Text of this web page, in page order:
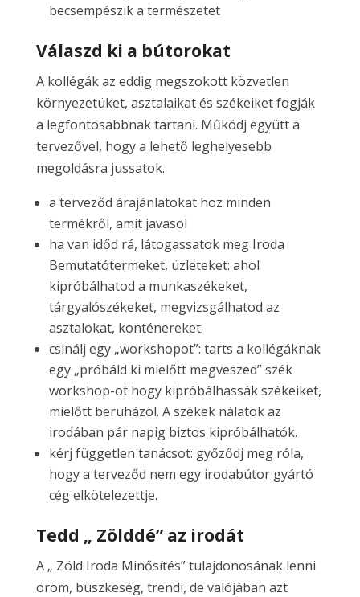
becsempészik a természetet
Válaszd ki a bútorokat
A kollégák az eddig megszokott közvetlen
környezetüket, asztalaikat és székeiket fogják
a legfontosabbnak tartani. Működj együtt a
tervezővel, hogy a lehető leghelyesebb
megoldásra jussatok.
a terveződ árajánlatokat hoz minden
termékről, amit javasol
ha van időd rá, látogassatok meg Iroda
Bemutatótermeket, üzleteket: ahol
kipróbálhatod a munkaszékeket,
tárgyalószékeket, megvizsgálhatod az
asztalokat, konténereket.
csinálj egy „workshopot”: tarts a kollégáknak
egy „próbáld ki mielőtt megveszed” szék
workshop-ot hogy kipróbálhassák székeiket,
mielőtt beruházol. A székek nálatok az
irodában pár napig biztos kipróbálhatók.
kérj független tanácsot: győződj meg róla,
hogy a terveződ nem egy irodabútor gyártó
cég elkötelezettje.
Tedd „ Zölddé” az irodát
A „ Zöld Iroda Minősítés” tulajdonosának lenni
öröm, büszkeség, trendi, de valójában azt